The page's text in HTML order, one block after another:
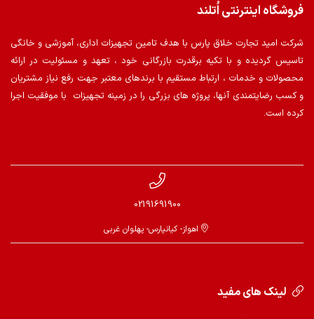
فروشگاه اینترنتی اُتلند
شرکت امید تجارت خلاق پارس با هدف تامین تجهیزات اداری، آموزشی و خانگی
تاسیس گردیده و با تکیه برقدرت بازرگانی خود ، تعهد و مسئولیت در ارائه
محصولات و خدمات ، ارتباط مستقیم با برندهای معتبر جهت رفع نیاز مشتریان
و کسب رضایتمندی آنها، پروژه های بزرگی را در زمینه تجهیزات با موفقیت اجرا
کرده است.
02191691900
اهواز- کیانپارس- پهلوان غربی
لینک های مفید